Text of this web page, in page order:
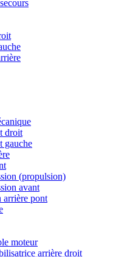
droit
gauche
(propulsion)
avant
arrière pont
moteur
arrière droit